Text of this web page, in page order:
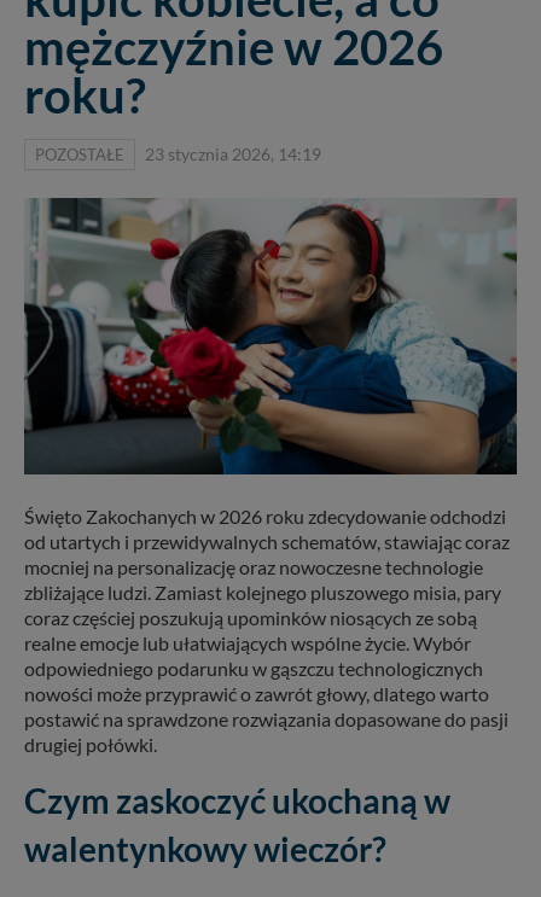
mężczyźnie w 2026
roku?
POZOSTAŁE 23 stycznia 2026, 14:19
Święto Zakochanych w 2026 roku zdecydowanie odchodzi
od utartych i przewidywalnych schematów, stawiając coraz
mocniej na personalizację oraz nowoczesne technologie
zbliżające ludzi. Zamiast kolejnego pluszowego misia, pary
coraz częściej poszukują upominków niosących ze sobą
realne emocje lub ułatwiających wspólne życie. Wybór
odpowiedniego podarunku w gąszczu technologicznych
nowości może przyprawić o zawrót głowy, dlatego warto
postawić na sprawdzone rozwiązania dopasowane do pasji
drugiej połówki.
Czym zaskoczyć ukochaną w
walentynkowy wieczór?